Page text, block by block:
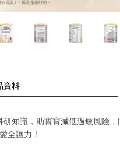
資料
研知識，助寶寶減低過敏風險
全護力！